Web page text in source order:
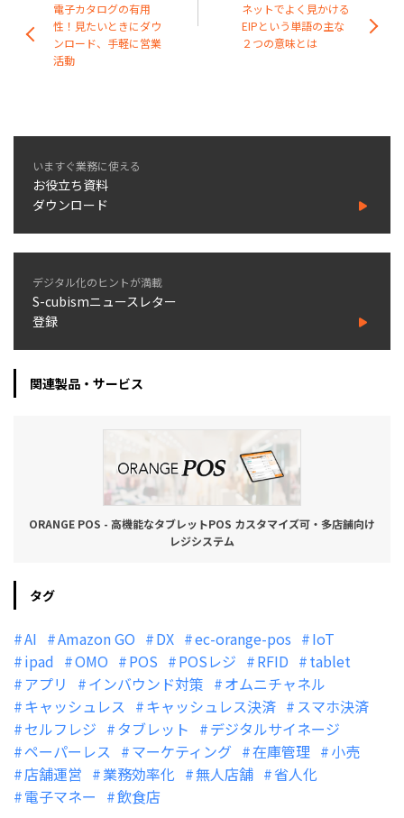
電子カタログの有用
性！見たいときにダウ
ンロード、手軽に営業
活動
ネットでよく見かける
EIPという単語の主な
２つの意味とは
いますぐ業務に使える
お役立ち資料
ダウンロード
デジタル化のヒントが満載
S-cubismニュースレター
登録
関連製品・サービス
ORANGE POS - 高機能なタブレットPOS カスタマイズ可・多店舗向け
レジシステム
タグ
AI Amazon GO DX ec-orange-pos
IoT
ipad
OMO POS POSレジ RFID
tablet
アプリ
インバウンド対策
オムニチャネル
キャッシュレス
キャッシュレス決済
スマホ決済
セルフレジ
タブレット
デジタルサイネージ
ペーパーレス
マーケティング 在庫管理
小売
店舗運営
業務効率化 無人店舗
省人化
電子マネー
飲食店